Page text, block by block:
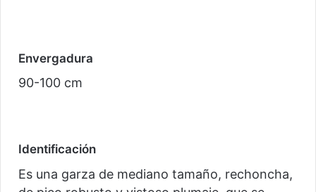
Envergadura
90-100 cm
Identificación
Es una garza de mediano tamaño, rechoncha,